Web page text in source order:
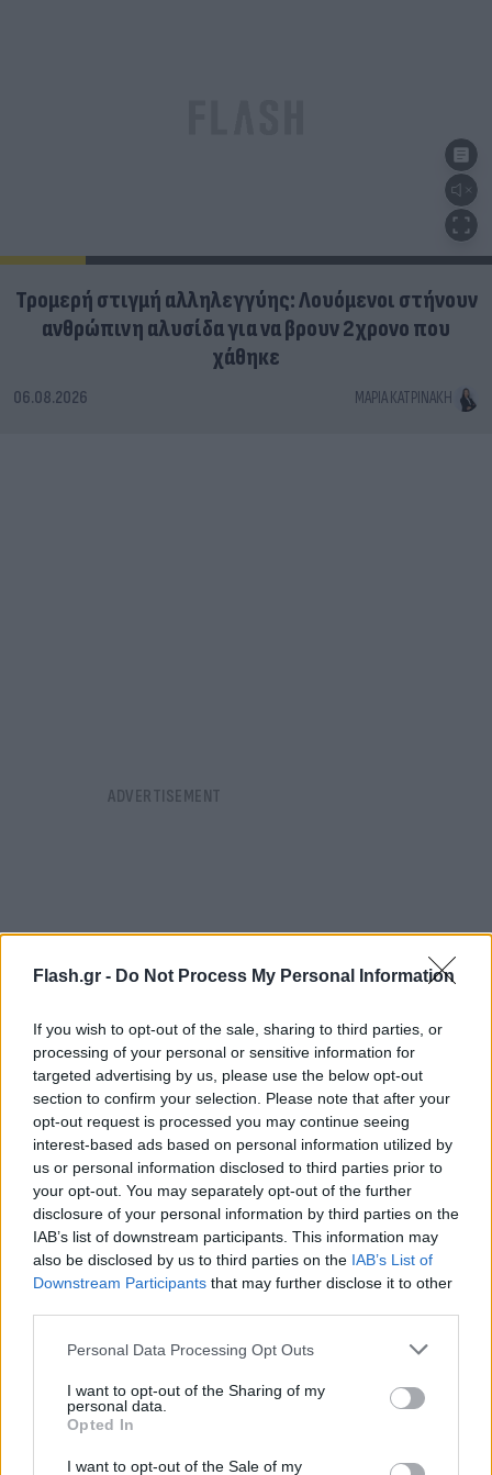
Flash.gr - Do Not Process My Personal Information
If you wish to opt-out of the sale, sharing to third parties, or
processing of your personal or sensitive information for
targeted advertising by us, please use the below opt-out
section to confirm your selection. Please note that after your
opt-out request is processed you may continue seeing
interest-based ads based on personal information utilized by
us or personal information disclosed to third parties prior to
your opt-out. You may separately opt-out of the further
disclosure of your personal information by third parties on the
IAB’s list of downstream participants. This information may
also be disclosed by us to third parties on the IAB’s List of
Downstream Participants that may further disclose it to other
Please note that this website/app uses one or more Google
not limited to your visit or usage behaviour. You may click to
grant or deny consent to Google and its third-party tags to
use your data for below specified purposes in below Google
consent section.
Personal Data Processing Opt Outs
I want to opt-out of the Sharing of my
personal data.
Opted In
I want to opt-out of the Sale of my
Τρομερή στιγμή αλληλεγγύης: Λουόμενοι στήνουν
ανθρώπινη αλυσίδα για να βρουν 2χρονο που
χάθηκε
06.08.2026 ΜΑΡΊΑ ΚΑΤΡΙΝΆΚΗ
FLASH FOCUS